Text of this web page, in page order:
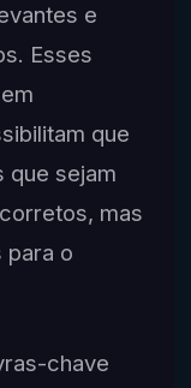
e
Esses
que
que sejam
mas
para o
chave